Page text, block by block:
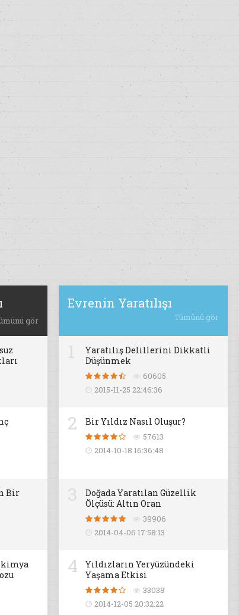
gör
Bir
Evrenin Yaratılışı
Tümünü gör
Yaratılış Delillerini Dikkatli
Düşünmek
60605
2015-11-25 22:46:36
2 Bir Yıldız Nasıl Oluşur?
57613
2014-10-18 16:36:48
Doğada Yaratılan Güzellik
Ölçüsü: Altın Oran
39906
2014-04-06 17:58:13
4
Yıldızların Yeryüzündeki
Yaşama Etkisi
33038
2014-12-05 20:32:22